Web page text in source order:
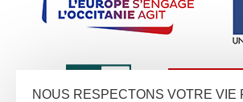
NOUS RESPECTONS VOTRE VIE